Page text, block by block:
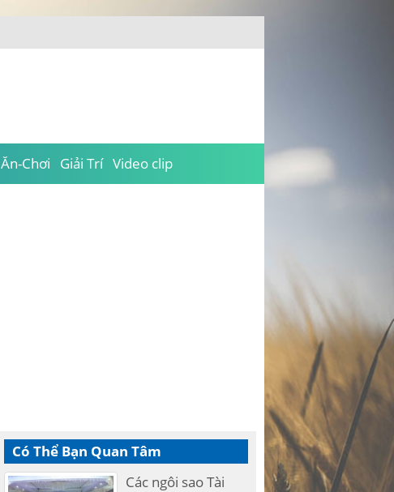
Ăn-Chơi Giải Trí Video clip
Có Thể Bạn Quan Tâm
Các ngôi sao Tài